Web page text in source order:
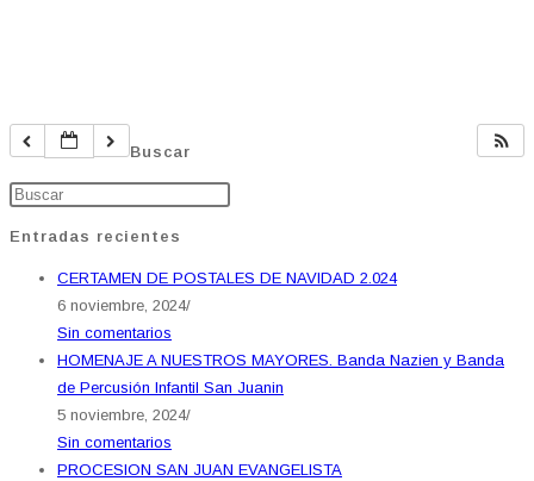
Buscar
Entradas recientes
CERTAMEN DE POSTALES DE NAVIDAD 2.024
6 noviembre, 2024/
Sin comentarios
HOMENAJE A NUESTROS MAYORES. Banda Nazien y Banda
de Percusión Infantil San Juanin
5 noviembre, 2024/
Sin comentarios
PROCESION SAN JUAN EVANGELISTA